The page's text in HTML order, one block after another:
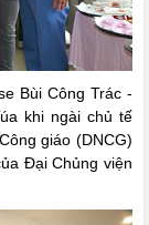
Bùi Công Trác -
khi ngài chủ tế
giáo (DNCG)
Đại Chủng viện